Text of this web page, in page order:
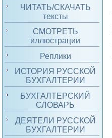
ЧИТАТЬ/СКАЧАТЬ
тексты
СМОТРЕТЬ
иллюстрации
Реплики
ИСТОРИЯ РУССКОЙ
БУХГАЛТЕРИИ
БУХГАЛТЕРСКИЙ
СЛОВАРЬ
ДЕЯТЕЛИ РУССКОЙ
БУХГАЛТЕРИИ